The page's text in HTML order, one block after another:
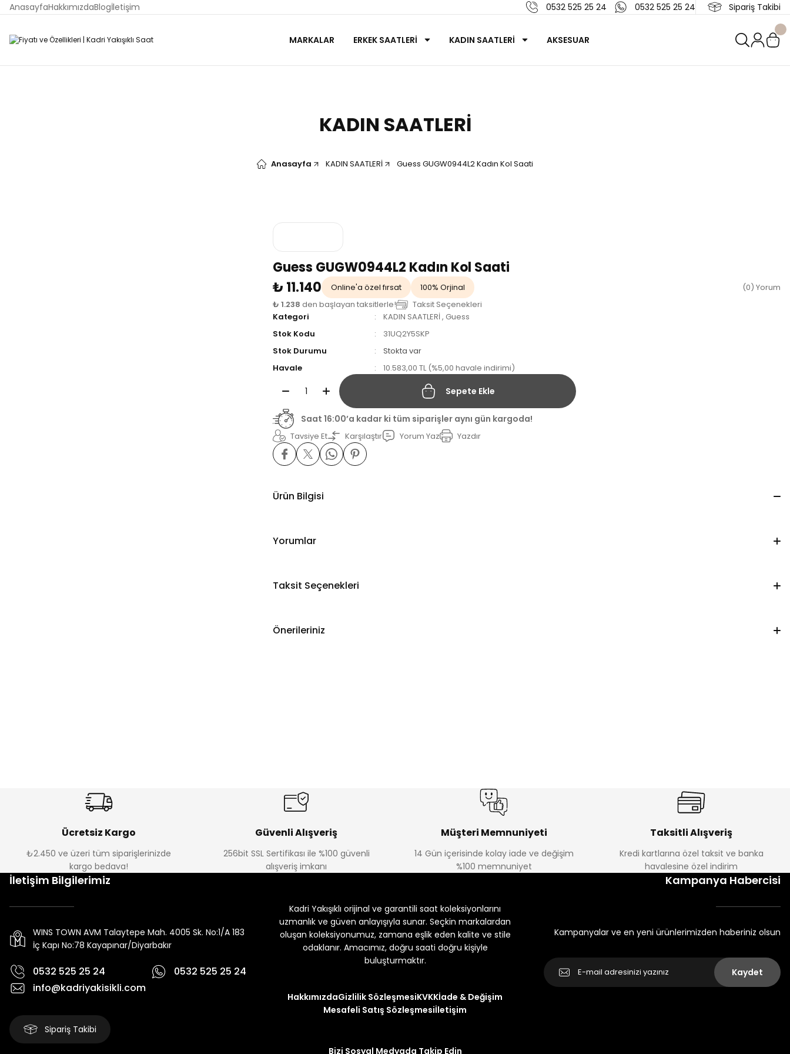
AnasayfaHakkımızdaBlogİletişim 0532 525 25 24 0532 525 25 24 Sipariş Takibi
MARKALAR ERKEK SAATLERİ KADIN SAATLERİ AKSESUAR
KADIN SAATLERİ
Anasayfa KADIN SAATLERİ Guess GUGW0944L2 Kadın Kol Saati
Guess GUGW0944L2 Kadın Kol Saati
₺ 11.140
Online'a özel fırsat 100% Orjinal
(0) Yorum
₺ 1.238 den başlayan taksitlerle!
Taksit Seçenekleri
Kategori
KADIN SAATLERİ, Guess
Stok Kodu
31UQ2Y5SKP
Stok Durumu
Stokta var
Havale
10.583,00 TL (%5,00 havale indirimi)
Sepete Ekle
Saat 16:00’a kadar ki tüm siparişler aynı gün kargoda!
Tavsiye Et Karşılaştır Yorum Yaz Yazdır
Ürün Bilgisi
Yorumlar
Taksit Seçenekleri
Önerileriniz
Ücretsiz Kargo
₺2.450 ve üzeri tüm siparişlerinizde
kargo bedava!
Güvenli Alışveriş
256bit SSL Sertifikası ile %100 güvenli
alışveriş imkanı
Müşteri Memnuniyeti
14 Gün içerisinde kolay iade ve değişim
%100 memnuniyet
Taksitli Alışveriş
Kredi kartlarına özel taksit ve banka
havalesine özel indirim
İletişim Bilgilerimiz
WINS TOWN AVM Talaytepe Mah. 4005 Sk. No:1/A 183
İç Kapı No:78 Kayapınar/Diyarbakır
0532 525 25 24
0532 525 25 24
info@kadriyakisikli.com
Sipariş Takibi
Kadri Yakışıklı orijinal ve garantili saat koleksiyonlarını
uzmanlık ve güven anlayışıyla sunar. Seçkin markalardan
oluşan koleksiyonumuz, zamana eşlik eden kalite ve stile
odaklanır. Amacımız, doğru saati doğru kişiyle
buluşturmaktır.
HakkımızdaGizlilik SözleşmesiKVKKİade & Değişim
Mesafeli Satış Sözleşmesiİletişim
Bizi Sosyal Medyada Takip Edin
Kampanya Habercisi
Kampanyalar ve en yeni ürünlerimizden haberiniz olsun
Kaydet